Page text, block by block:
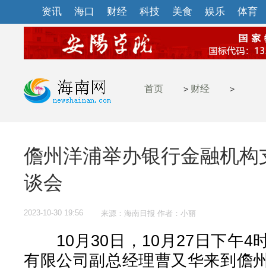
资讯 海口 财经 科技 美食 娱乐 体育
首页 > 财经 >
儋州洋浦举办银行金融机
谈会
2023-10-30 19:56 来源：海南日报 作者：小丽
10月30日，10月27日下午4
有限公司副总经理曹又华来到儋